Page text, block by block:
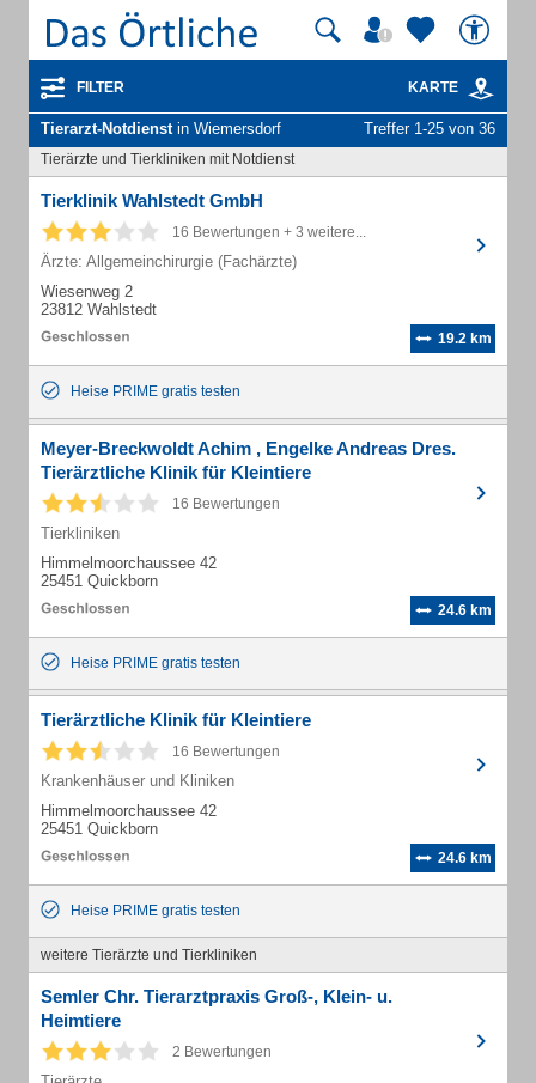
FILTER KARTE
Tierarzt-Notdienstin Wiemersdorf Treffer 1-25 von 36
Tierärzte und Tierkliniken mit Notdienst
Tierklinik Wahlstedt GmbH
16 Bewertungen + 3 weitere...
Ärzte: Allgemeinchirurgie (Fachärzte)
Wiesenweg 2
23812 Wahlstedt
19.2 km
Heise PRIME gratis testen
Meyer-Breckwoldt Achim , Engelke Andreas Dres.
Tierärztliche Klinik für Kleintiere
16 Bewertungen
Tierkliniken
Himmelmoorchaussee 42
25451 Quickborn
24.6 km
Heise PRIME gratis testen
Tierärztliche Klinik für Kleintiere
16 Bewertungen
Krankenhäuser und Kliniken
Himmelmoorchaussee 42
25451 Quickborn
24.6 km
Heise PRIME gratis testen
weitere Tierärzte und Tierkliniken
Semler Chr. Tierarztpraxis Groß-, Klein- u.
Heimtiere
2 Bewertungen